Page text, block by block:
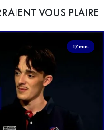
VOUS PLAIRE
17 min.